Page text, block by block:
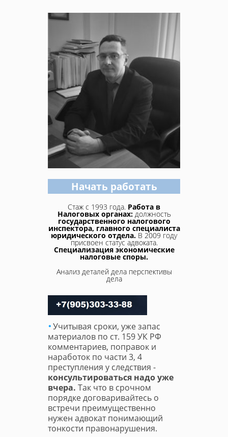
Начать работать
Стаж с 1993 года. Работа в
Налоговых органах:должность
государственного налогового
инспектора, главного специалиста
юридического отдела. В 2009 году
присвоен статус адвоката.
Специализация экономические
налоговые споры.
Анализ деталей дела перспективы
дела
Учитывая сроки, уже запас
материалов по ст. 159 УК РФ
комментариев, поправок и
наработок по части 3, 4
преступления у следствия -
консультироваться надо уже
вчера. Так что в срочном
порядке договаривайтесь о
встречи преимущественно
нужен адвокат понимающий
тонкости правонарушения.